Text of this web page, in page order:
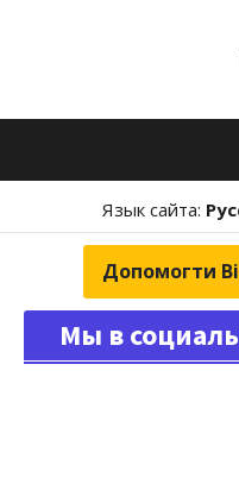
Язык сайта:
Допомогти
Мы в